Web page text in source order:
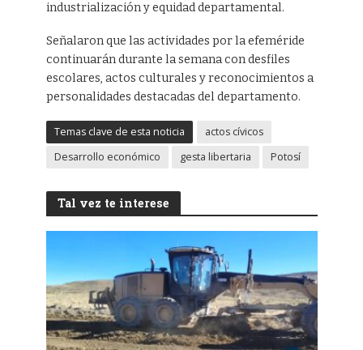
industrialización y equidad departamental.
Señalaron que las actividades por la efeméride
continuarán durante la semana con desfiles
escolares, actos culturales y reconocimientos a
personalidades destacadas del departamento.
Temas clave de esta noticia
actos cívicos
Desarrollo económico
gesta libertaria Potosí
Tal vez te interese